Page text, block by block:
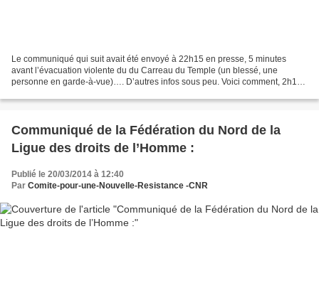
Le communiqué qui suit avait été envoyé à 22h15 en presse, 5 minutes
avant l’évacuation violente du du Carreau du Temple (un blessé, une
personne en garde-à-vue)…. D’autres infos sous peu. Voici comment, 2h15
Communiqué de la Fédération du Nord de la
Ligue des droits de l’Homme :
Publié le 20/03/2014 à 12:40
Par Comite-pour-une-Nouvelle-Resistance -CNR